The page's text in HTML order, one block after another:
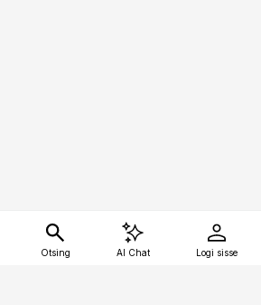
Otsing AI Chat Logi sisse